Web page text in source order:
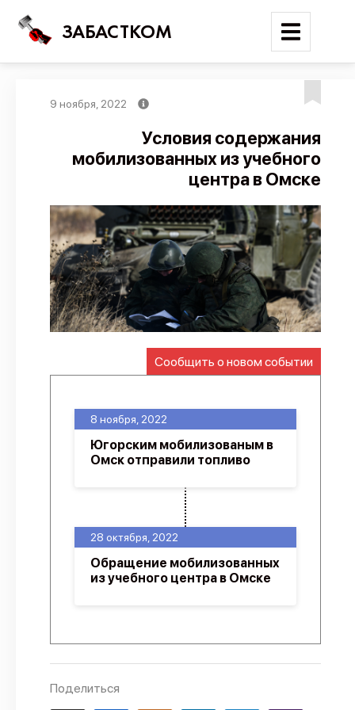
ЗАБАСТКОМ
Поиск
Новости
Карта событий
Трудовые конфликты
Отчеты
Предложить публикацию
Справочник
API
О проекте
9 ноября, 2022
Условия содержания
мобилизованных из учебного
центра в Омске
Сообщить о новом событии
28 октября, 2022
Обращение мобилизованных
из учебного центра в Омске
8 ноября, 2022
Югорским мобилизованым в
Омск отправили топливо
Поделиться